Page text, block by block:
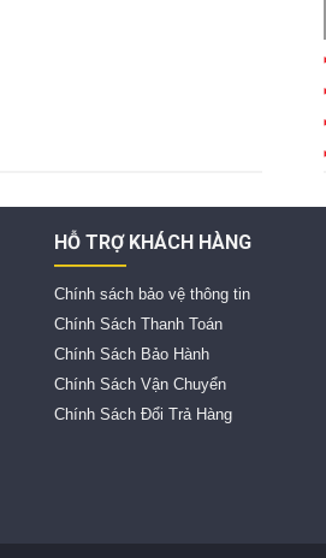
HỖ TRỢ KHÁCH HÀNG
Chính sách bảo vệ thông tin
Chính Sách Thanh Toán
Chính Sách Bảo Hành
Chính Sách Vận Chuyển
Chính Sách Đổi Trả Hàng